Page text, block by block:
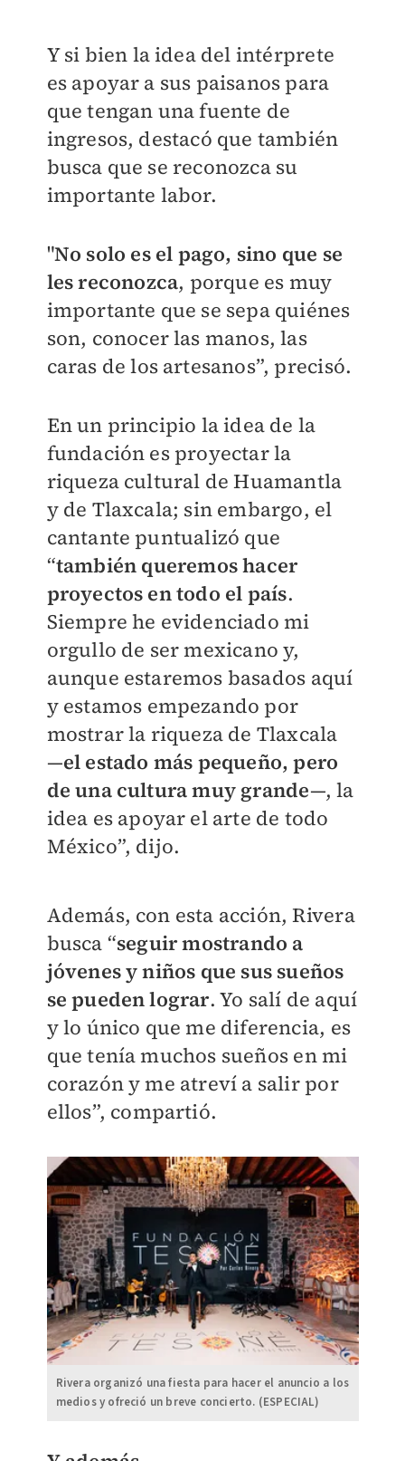
Y si bien la idea del intérprete
es apoyar a sus paisanos para
que tengan una fuente de
ingresos, destacó que también
busca que se reconozca su
importante labor.
"No solo es el pago, sino que se
les reconozca, porque es muy
importante que se sepa quiénes
son, conocer las manos, las
caras de los artesanos”, precisó.
En un principio la idea de la
fundación es proyectar la
riqueza cultural de Huamantla
y de Tlaxcala; sin embargo, el
cantante puntualizó que
“también queremos hacer
proyectos en todo el país.
Siempre he evidenciado mi
orgullo de ser mexicano y,
aunque estaremos basados aquí
y estamos empezando por
mostrar la riqueza de Tlaxcala
—el estado más pequeño, pero
de una cultura muy grande—, la
idea es apoyar el arte de todo
México”, dijo.
Además, con esta acción, Rivera
busca “seguir mostrando a
jóvenes y niños que sus sueños
se pueden lograr. Yo salí de aquí
y lo único que me diferencia, es
que tenía muchos sueños en mi
corazón y me atreví a salir por
ellos”, compartió.
Rivera organizó una fiesta para hacer el anuncio a los
medios y ofreció un breve concierto. (ESPECIAL)